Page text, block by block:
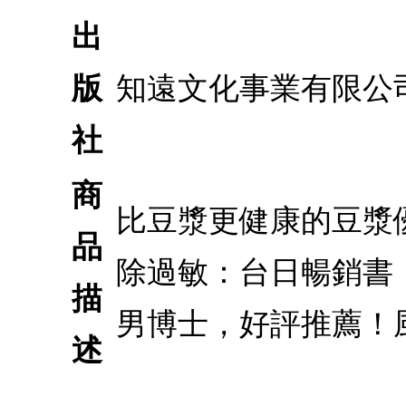
出
版
社
知遠文化事業有限公
商
品
描
述
比豆漿更健康的豆
除過敏：台日暢銷
男博士，好評推薦！